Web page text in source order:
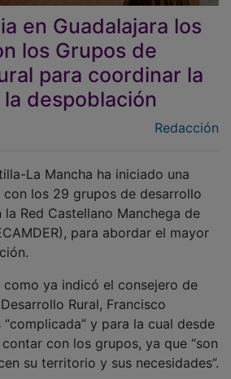
en Guadalajara los
los Grupos de
para coordinar la
despoblación
los 29 grupos de desarrollo
Red Castellano Manchega de
para abordar el mayor
Rural, Francisco
y para la cual desde
con los grupos, ya que “son
su territorio y sus necesidades”.